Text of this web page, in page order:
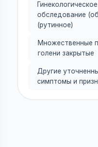
Гинекологическое
обследование
(рутинное)
Множественные
голени закрытые
Другие
симптомы и